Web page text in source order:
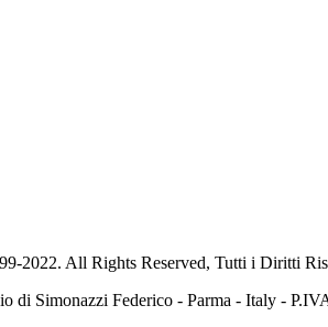
2022. All Rights Reserved, Tutti i Diritti
di Simonazzi Federico - Parma - Italy -